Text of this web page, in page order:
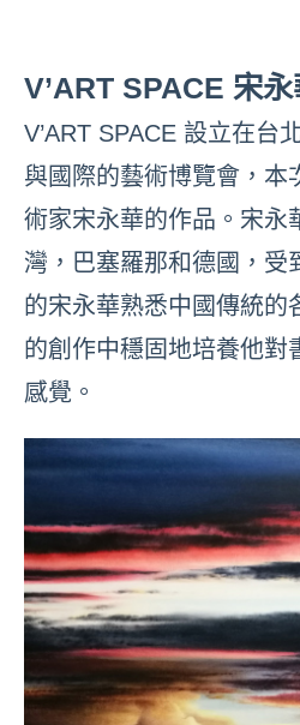
V’ART SPACE 宋
V’ART SPACE 設立在台
與國際的藝術博覽會，本
術家宋永華的作品。宋永
灣，巴塞羅那和德國，受
的宋永華熟悉中國傳統的
的創作中穩固地培養他對
感覺。